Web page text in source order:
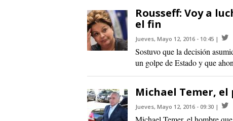
Rousseff: Voy a
el fin
Jueves, Mayo 12, 2016 - 10:45
Sostuvo que la decisión
un golpe de Estado y que
Michael Temer,
Jueves, Mayo 12, 2016 - 09:30